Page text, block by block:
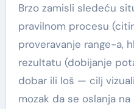
Brzo zamisli sledeću
pravilnom procesu
proveravanje range-a,
rezultatu (dobijanje
dobar ili loš — cilj
mozak da se oslanja